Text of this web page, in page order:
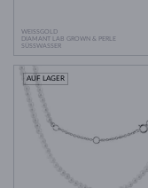
WEISSGOLD
DIAMANT LAB GROWN & PERLE
SÜSSWASSER
AUF LAGER